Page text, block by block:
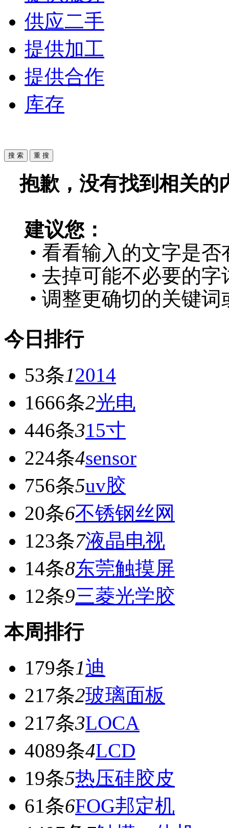
供应二手
提供加工
提供合作
库存
抱歉，没有找到相关的
建议您：
• 看看输入的文字是否
• 去掉可能不必要的字
• 调整更确切的关键
今日排行
53条12014
1666条2光电
446条315寸
224条4sensor
756条5uv胶
20条6不锈钢丝网
123条7液晶电视
14条8东莞触摸屏
12条9三菱光学胶
本周排行
179条1迪
217条2玻璃面板
217条3LOCA
4089条4LCD
19条5热压硅胶皮
61条6FOG邦定机